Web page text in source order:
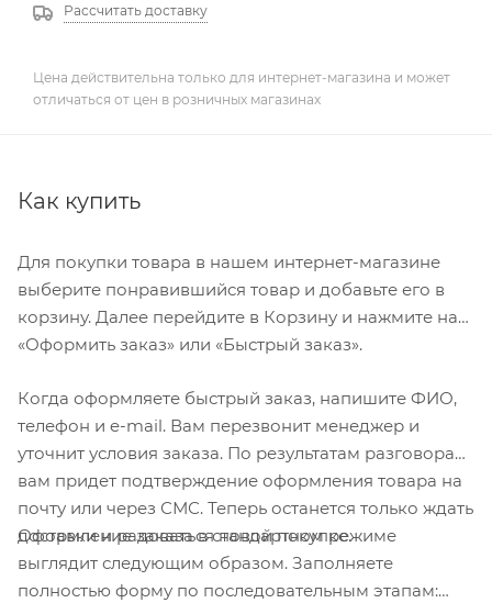
Рассчитать доставку
Цена действительна только для интернет-магазина и может
отличаться от цен в розничных магазинах
Как купить
Для покупки товара в нашем интернет-магазине
выберите понравившийся товар и добавьте его в
корзину. Далее перейдите в Корзину и нажмите на
«Оформить заказ» или «Быстрый заказ».
Когда оформляете быстрый заказ, напишите ФИО,
телефон и e-mail. Вам перезвонит менеджер и
уточнит условия заказа. По результатам разговора
вам придет подтверждение оформления товара на
почту или через СМС. Теперь останется только ждать
доставки и радоваться новой покупке.
Оформление заказа в стандартном режиме
выглядит следующим образом. Заполняете
полностью форму по последовательным этапам: